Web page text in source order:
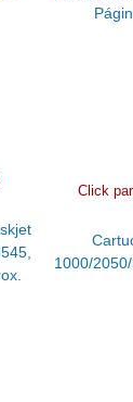
Click
1000/